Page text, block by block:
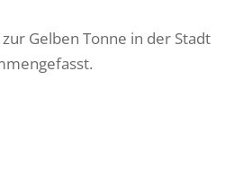
Gelben Tonne in der Stadt